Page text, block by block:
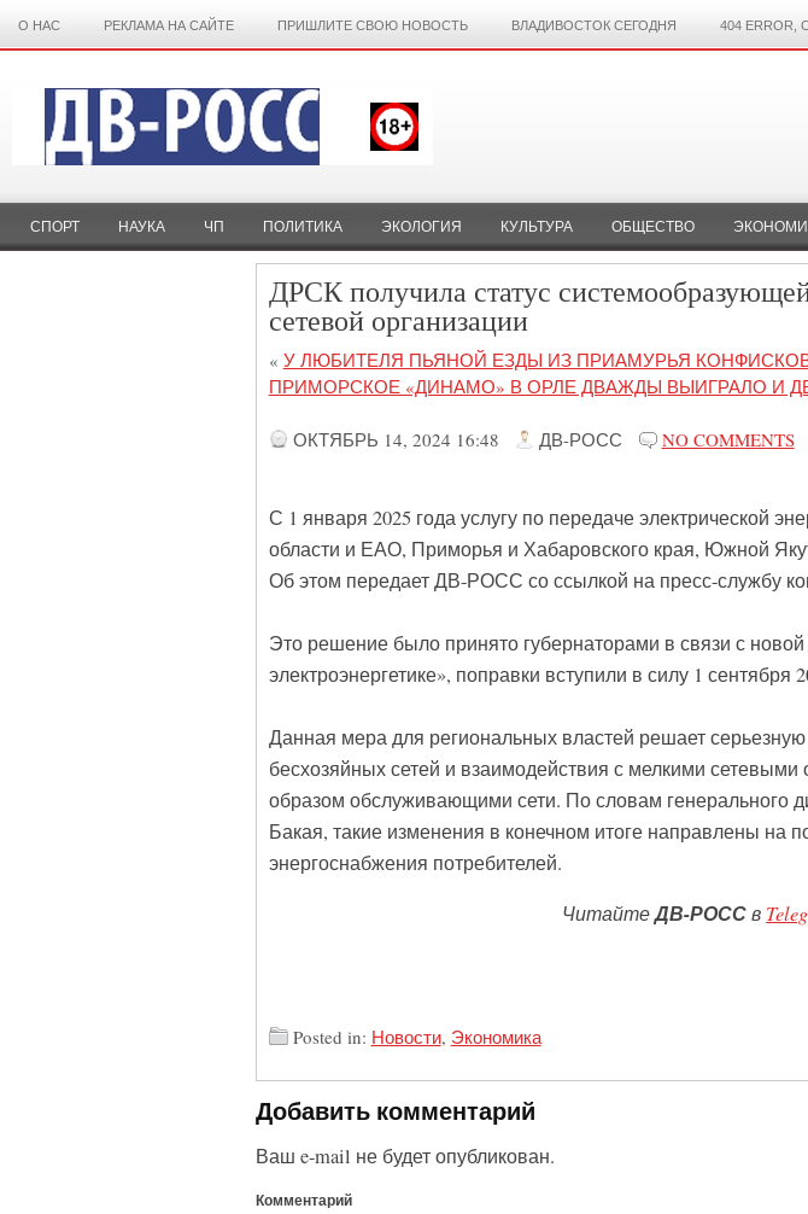
О НАС РЕКЛАМА НА САЙТЕ ПРИШЛИТЕ СВОЮ НОВОСТЬ ВЛАДИВОСТОК СЕГОДНЯ 404 ERROR,
СПОРТ НАУКА ЧП ПОЛИТИКА ЭКОЛОГИЯ КУЛЬТУРА ОБЩЕСТВО
ДРСК получила статус
сетевой организации
« У ЛЮБИТЕЛЯ ПЬЯНОЙ ЕЗДЫ ИЗ ПРИАМУРЬЯ
ПРИМОРСКОЕ «ДИНАМО» В ОРЛЕ ДВАЖДЫ ВЫИГРАЛО И
ОКТЯБРЬ 14, 2024 16:48 ДВ-РОСС NO COMMENTS
С 1 января 2025 года услугу по передаче электрической
области и ЕАО, Приморья и Хабаровского края, Южной
Об этом передает ДВ-РОСС со ссылкой на пресс-службу
Это решение было принято губернаторами в связи с
электроэнергетике», поправки вступили в силу 1 сентября
Данная мера для региональных властей решает
бесхозяйных сетей и взаимодействия с мелкими
образом обслуживающими сети. По словам генерального
Бакая, такие изменения в конечном итоге направлены на
энергоснабжения потребителей.
ЧитайтеДВ-РОССв
Posted in: Новости, Экономика
Добавить комментарий
Ваш e-mail не будет опубликован.
Комментарий